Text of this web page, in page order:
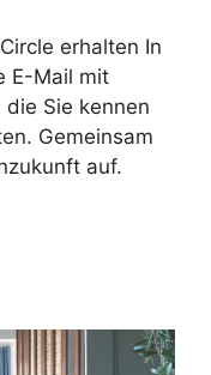
erhalten In
E-Mail mit
Sie kennen
Gemeinsam
auf.